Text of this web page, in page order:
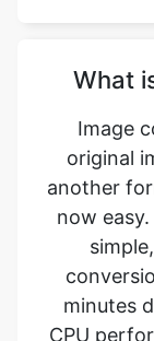
another
now
minutes
CPU
online
by
tool,